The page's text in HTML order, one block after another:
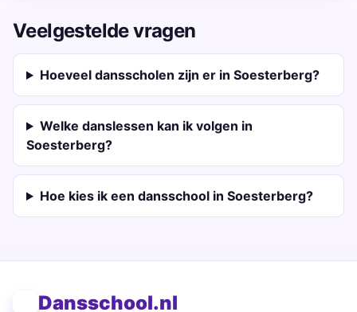
Veelgestelde vragen
Hoeveel dansscholen zijn er in Soesterberg?
Welke danslessen kan ik volgen in
Soesterberg?
Hoe kies ik een dansschool in Soesterberg?
Dansschool.nl